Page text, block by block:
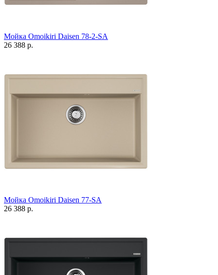
Мойка Omoikiri Daisen 78-2-SA
26 388 р.
Мойка Omoikiri Daisen 77-SA
26 388 р.